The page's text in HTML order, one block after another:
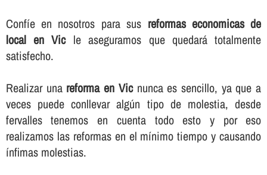
Confí­e en nosotros para sus reformas economicas de
local en Vicle aseguramos que quedará totalmente
satisfecho.
Realizar una reforma en Vicnunca es sencillo, ya que a
veces puede conllevar algún tipo de molestia, desde
fervalles tenemos en cuenta todo esto y por eso
realizamos las reformas en el mí­nimo tiempo y causando
í­nfimas molestias.